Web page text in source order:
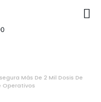
Más De 2 Mil Dosis De
Operativos